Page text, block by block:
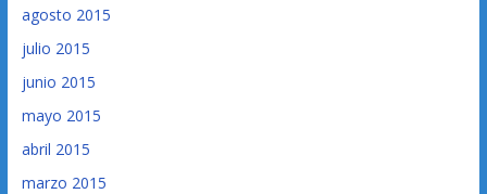
agosto 2015
julio 2015
junio 2015
mayo 2015
abril 2015
marzo 2015